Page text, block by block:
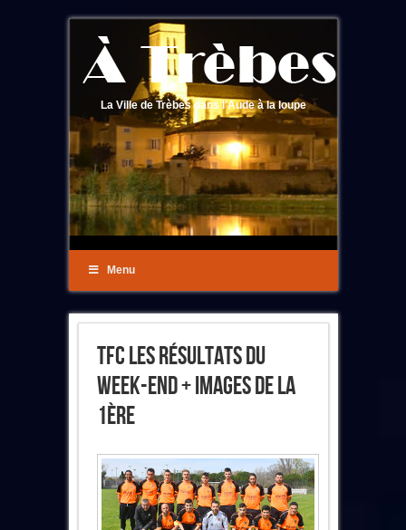
La Ville de Trèbes dans l'Aude à la loupe
Menu
TFC Les Résultats Du
Week-End + Images De La
1ère